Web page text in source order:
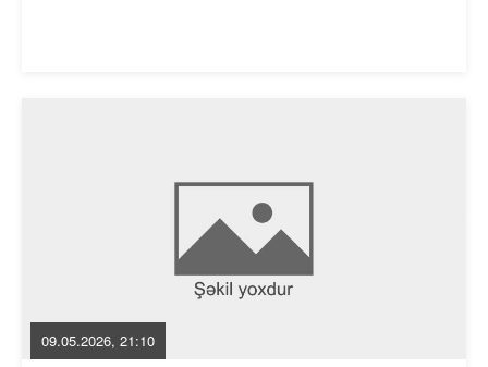
09.05.2026, 21:10